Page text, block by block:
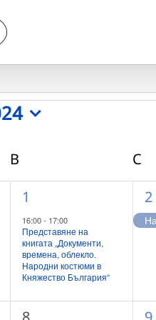
В С
1
събитие,
1
16:00- 17:00
Представяне на
книгата „Документи,
времена, облекло.
Народни костюми в
Княжество България“
1
2
0
1